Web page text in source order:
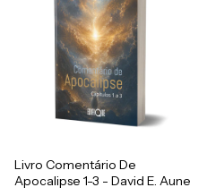
Livro Comentário De
Apocalipse 1-3 - David E. Aune